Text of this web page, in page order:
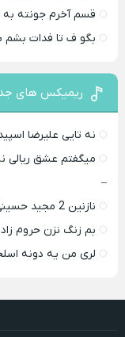
قسم آخرم جونته
بگو ف تا فدات بشم
ریمیکس های
نه تایی علیرضا
میگفتم عشق ریالی
–
نازنین 2 مجید حسینی
بم زنگ نزن حروم
لری من یه دونه